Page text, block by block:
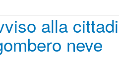
alla
neve